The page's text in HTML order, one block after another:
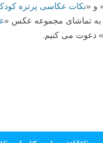
و «نکات عکاسی پرتره
به تماشای مجموعه عکس «
» دعوت می کنیم.